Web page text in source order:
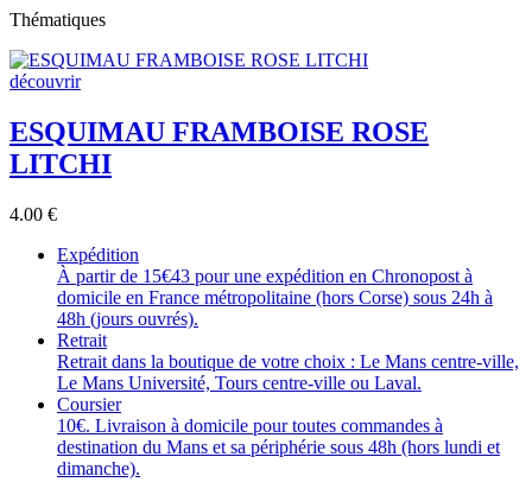
Thématiques
découvrir
ESQUIMAU FRAMBOISE ROSE
LITCHI
4.00 €
Expédition
À partir de 15€43 pour une expédition en Chronopost à
domicile en France métropolitaine (hors Corse) sous 24h à
48h (jours ouvrés).
Retrait
Retrait dans la boutique de votre choix : Le Mans centre-ville,
Le Mans Université, Tours centre-ville ou Laval.
Coursier
10€. Livraison à domicile pour toutes commandes à
destination du Mans et sa périphérie sous 48h (hors lundi et
dimanche).